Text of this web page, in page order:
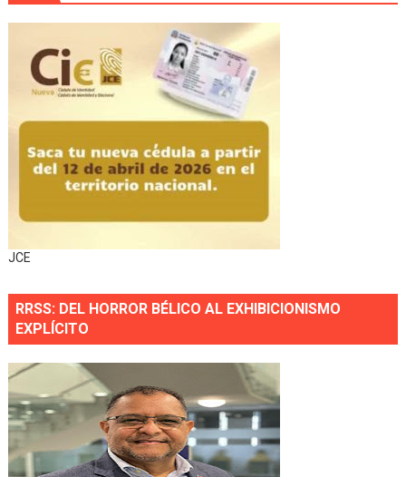
JCE
RRSS: DEL HORROR BÉLICO AL EXHIBICIONISMO
EXPLÍCITO